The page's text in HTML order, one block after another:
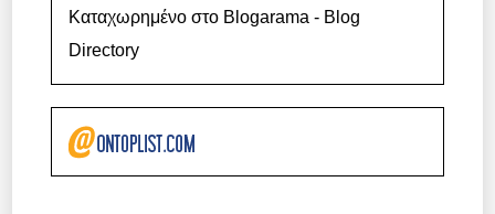
Καταχωρημένο στο Blogarama - Blog
Directory